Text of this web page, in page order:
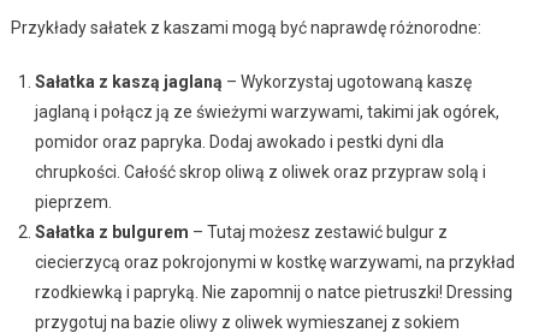
Przykłady sałatek z kaszami mogą być naprawdę różnorodne:
Sałatka z kaszą jaglaną – Wykorzystaj ugotowaną kaszę
jaglaną i połącz ją ze świeżymi warzywami, takimi jak ogórek,
pomidor oraz papryka. Dodaj awokado i pestki dyni dla
chrupkości. Całość skrop oliwą z oliwek oraz przypraw solą i
pieprzem.
Sałatka z bulgurem – Tutaj możesz zestawić bulgur z
ciecierzycą oraz pokrojonymi w kostkę warzywami, na przykład
rzodkiewką i papryką. Nie zapomnij o natce pietruszki! Dressing
przygotuj na bazie oliwy z oliwek wymieszanej z sokiem